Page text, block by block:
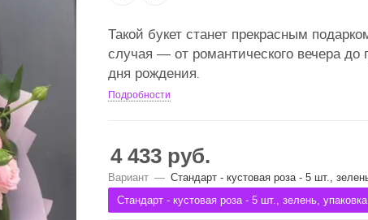
Такой букет станет прекрасным
случая — от романтического вечера до
дня рождения.
Подробности
4 433 руб.
Вариант — Стандарт - кустовая роза - 5 шт.,
Стандарт - кустовая роза - 5 шт., зелень,